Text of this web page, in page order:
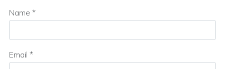
Name *
Email *